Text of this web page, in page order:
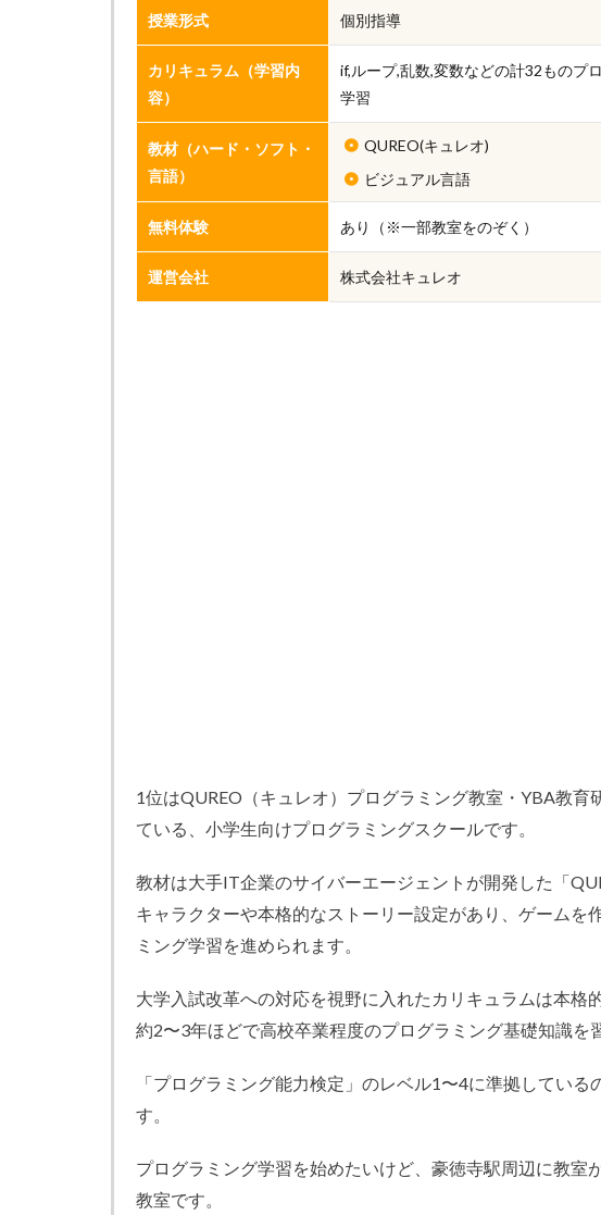
授業形式 個別指導
カリキュラム（学習内
容）
if,ループ,乱数,変数などの計32ものプ
学習
教材（ハード・ソフト・
言語）
QUREO(キュレオ)
ビジュアル言語
無料体験 あり（※一部教室をのぞく）
運営会社 株式会社キュレオ
1位はQUREO（キュレオ）プログラミング教室・YBA教育
ている、小学生向けプログラミングスクールです。
教材は大手IT企業のサイバーエージェントが開発した「
キャラクターや本格的なストーリー設定があり、ゲームを
ミング学習を進められます。
大学入試改革への対応を視野に入れたカリキュラムは本格
約2〜3年ほどで高校卒業程度のプログラミング基礎知識を
「プログラミング能力検定」のレベル1〜4に準拠してい
す。
プログラミング学習を始めたいけど、豪徳寺駅周辺に教室
教室です。